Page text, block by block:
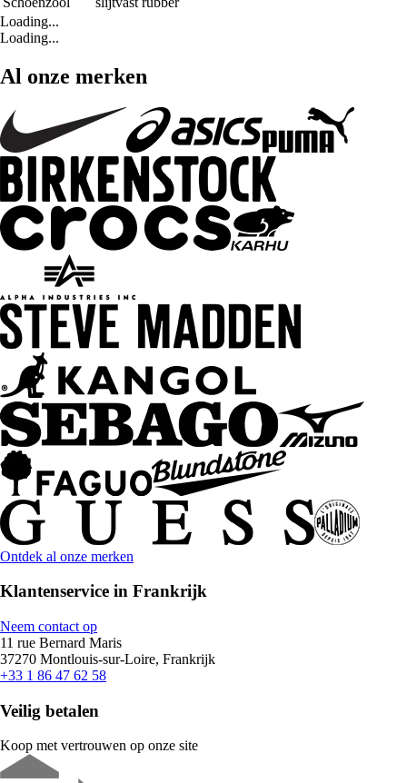
Loading...
Loading...
Al onze merken
Ontdek al onze merken
Klantenservice in Frankrijk
Neem contact op
11 rue Bernard Maris
37270 Montlouis-sur-Loire, Frankrijk
+33 1 86 47 62 58
Veilig betalen
Koop met vertrouwen op onze site